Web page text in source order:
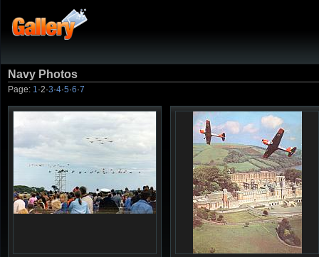
Navy Photos
Page: 1 ·2·3·4·5·6·7